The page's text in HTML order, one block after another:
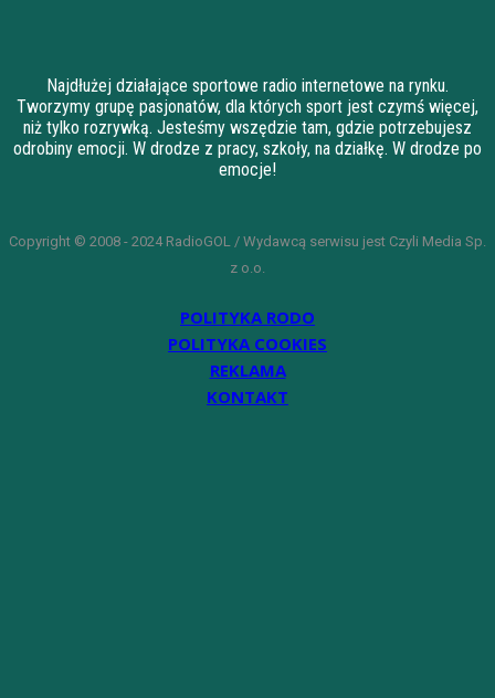
Najdłużej działające sportowe radio internetowe na rynku.
Tworzymy grupę pasjonatów, dla których sport jest czymś więcej,
niż tylko rozrywką. Jesteśmy wszędzie tam, gdzie potrzebujesz
odrobiny emocji. W drodze z pracy, szkoły, na działkę. W drodze po
emocje!
Copyright © 2008 - 2024 RadioGOL / Wydawcą serwisu jest Czyli Media Sp.
z o.o.
POLITYKA RODO
POLITYKA COOKIES
REKLAMA
KONTAKT